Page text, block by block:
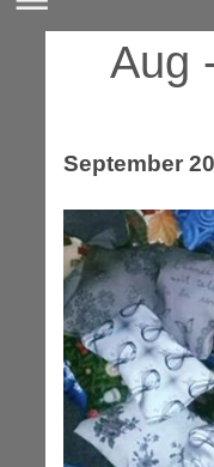
Aug
September